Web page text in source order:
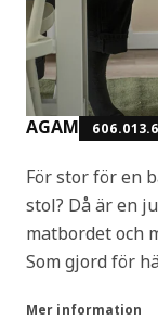
AGAM
För stor för en
stol? Då är en
matbordet och
Som gjord för
Mer information